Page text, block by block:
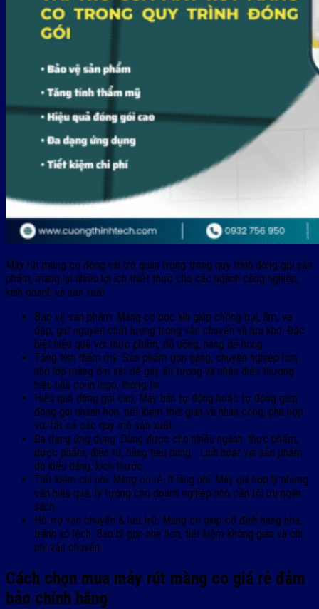
Máy rút màng co đóng vai trò quan trọng trong quy trình đóng gói sản
phẩm, mang lại nhiều lợi ích thiết thực cho các ngành công nghiệp,
kinh doanh và sản xuất.
Bảo vệ sản phẩm: Màng co bọc kín giúp chống bụi, ẩm, va
đập, giữ nguyên chất lượng trong vận chuyển và lưu kho. Đặc
biệt hiệu quả với thực phẩm, đồ uống, hàng dễ hỏng.
Tăng tính thẩm mỹ: Sản phẩm gọn gàng, chuyên nghiệp hơn
nhờ lớp màng ôm sát dễ gây ấn tượng và nhận diện thương
hiệu nếu có in logo, thông tin.
Hiệu quả đóng gói cao: Máy bán tự động hoặc tự động giúp
đóng gói nhanh hơn, tiết kiệm thời gian và nhân công, phù hợp
với tất cả các quy mô sản xuất.
Đa dạng ứng dụng: Dùng được cho nhiều ngành: thực phẩm,
dược phẩm, điện tử, hàng tiêu dùng… Linh hoạt với sản phẩm
đủ kiểu dáng, kích thước.
Tiết kiệm chi phí: Màng co rẻ, ít lãng phí. Máy giá hợp lý nhưng
vẫn hiệu quả, lý tưởng cho doanh nghiệp nhỏ cần tối ưu ngân
sách.
Hỗ trợ vận chuyển & lưu trữ: Màng co giúp cố định hàng hóa,
tránh xô lệch. Bao bì gọn nhẹ hơn, tiết kiệm không gian và chi
phí vận chuyển.
Cách chọn mua máy rút màng co giá rẻ đảm
bảo chính hãng